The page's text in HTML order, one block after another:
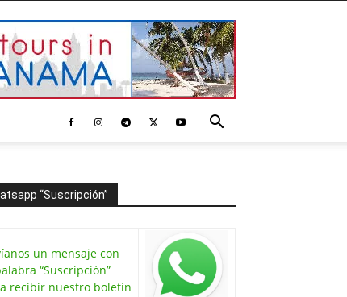
“Suscripción”
un mensaje con
“Suscripción”
recibir nuestro boletín